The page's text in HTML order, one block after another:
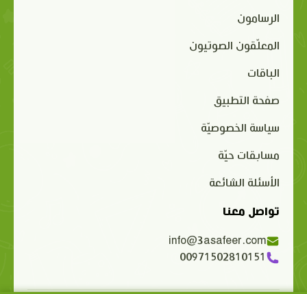
الرسامون
المعلّقون الصوتيون
الباقات
صفحة التطبيق
سياسة الخصوصيّة
مسابقات حيّة
الأسئلة الشائعة
تواصل معنا
info@3asafeer.com
00971502810151